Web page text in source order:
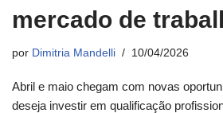
mercado de
por Dimitria Mandelli 10/04/2026
Abril e maio chegam com novas
deseja investir em qualificação